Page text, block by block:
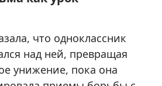
что одноклассник
над ней, превращая
унижение, пока она